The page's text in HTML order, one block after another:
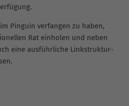
Pinguin verfangen zu haben,
Rat einholen und neben
eine ausführliche Linkstruktur-